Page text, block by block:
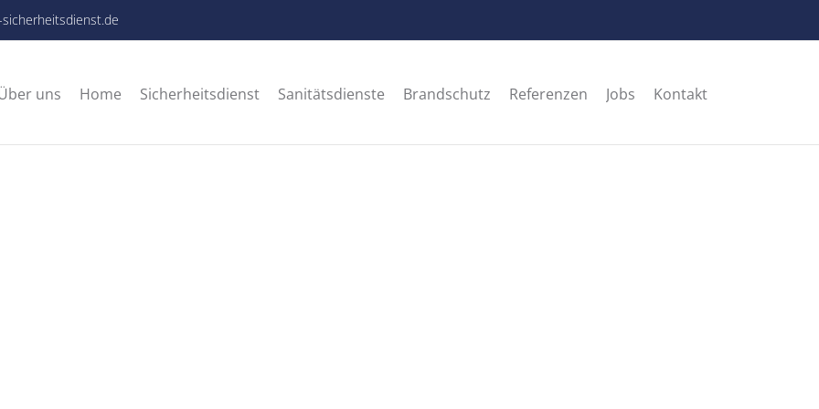
sicherheitsdienst.de
uns Home Sicherheitsdienst Sanitätsdienste Brandschutz Referenzen Jobs Kontakt